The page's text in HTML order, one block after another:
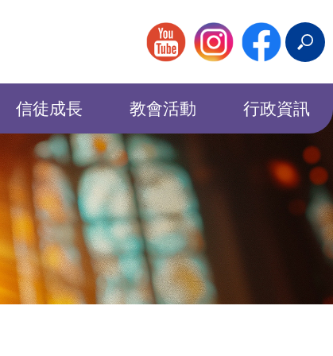
搜
尋
信徒成長 教會活動 行政資訊